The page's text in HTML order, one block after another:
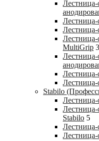
Лестница-
Лестница-
Лестница-
Лестница-
MultiGrip 3
Лестница-
Лестница-
Лестница-
Stabilo
Лестница-
Stabilo 5
Лестница-